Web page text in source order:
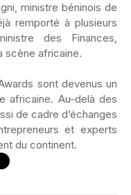
ministre béninois de
remporté à plusieurs
des Finances,
scène africaine.
sont devenus un
africaine. Au-delà des
de cadre d’échanges
et experts
du continent.